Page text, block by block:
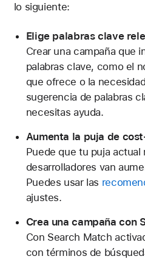
lo siguiente:
Elige palabras clave
Crear una campaña que
palabras clave, como el
que ofrece o la
sugerencia de palabras
necesitas ayuda.
Aumenta la puja de
Puede que tu puja
desarrolladores van
Puedes usar las
ajustes.
Crea una campaña con
Con Search Match
con términos de